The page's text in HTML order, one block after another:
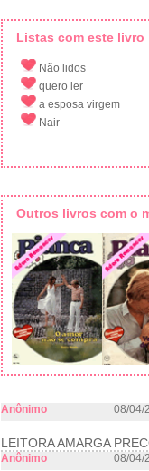
Listas com este livro
Não lidos
quero ler
a esposa virgem
Nair
Outros livros com o
Anônimo 08/04/
LEITORA AMARGA
Anônimo 08/04/